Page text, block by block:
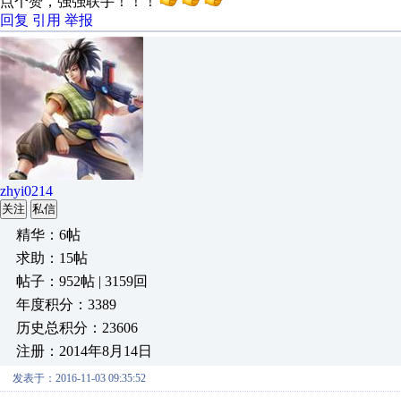
回复 引用 举报
zhyi0214
关注 私信
精华：6帖
求助：15帖
帖子：952帖 | 3159回
年度积分：3389
历史总积分：23606
注册：2014年8月14日
发表于：2016-11-03 09:35:52